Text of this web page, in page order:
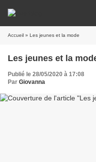
Accueil » Les jeunes et la mode
Les jeunes et la
Publié le 28/05/2020 à 17:08
Par Giovanna